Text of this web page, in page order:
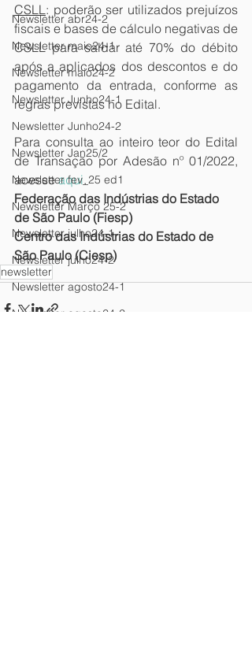
Newsletter abr24-2
Newsletter maio24-1
Newsletter maio24-2
Newsletter Junho24-1
Newsletter Junho24-2
Newsletter Jan25/2
Newsletter fev_25 ed1
Newsletter Março 25-2
Newsletter julho24-1
Newsletter julho24-2
Newsletter agosto24-1
Newsletter agosto24-2
CSLL: poderão ser utilizados prejuízos
fiscais e bases de cálculo negativas de
CSLL para saldar até 70% do débito
após a aplicados dos descontos e do
pagamento da entrada, conforme as
regras previstas no Edital.
Para consulta ao inteiro teor do Edital
de Transação por Adesão nº 01/2022,
acesse aqui.
Federação das Indústrias do Estado
de São Paulo (Fiesp)
Centro das Indústrias do Estado de
São Paulo (Ciesp)
newsletter